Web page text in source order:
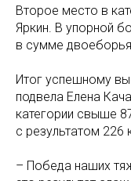
Второе место в
Яркин. В упорной
в сумме
Итог успешному
подвела Елена
категории свыше
с результатом 226
– Победа наших